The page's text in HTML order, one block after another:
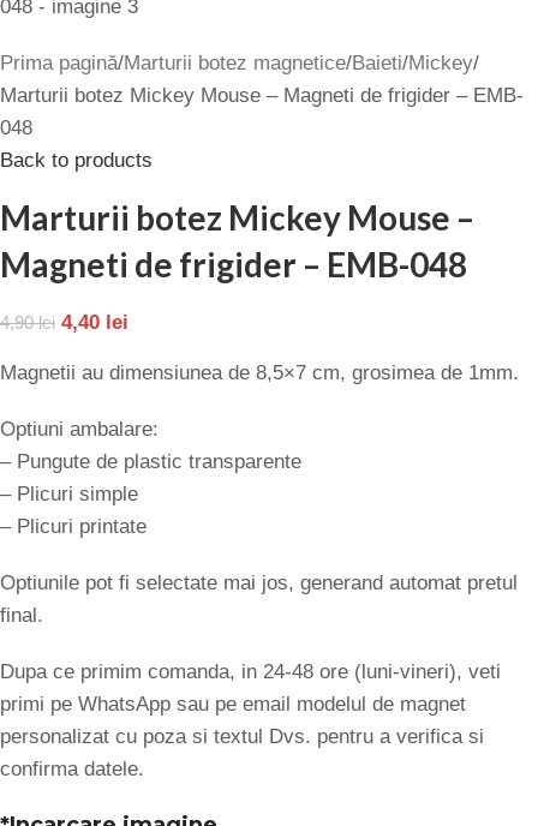
Prima pagină Marturii botez magnetice Baieti Mickey
Marturii botez Mickey Mouse – Magneti de frigider – EMB-
048
Back to products
Marturii botez Mickey Mouse –
Magneti de frigider – EMB-048
4,90lei 4,40 lei
Magnetii au dimensiunea de 8,5×7 cm, grosimea de 1mm.
Optiuni ambalare:
– Pungute de plastic transparente
– Plicuri simple
– Plicuri printate
Optiunile pot fi selectate mai jos, generand automat pretul
final.
Dupa ce primim comanda, in 24-48 ore (luni-vineri), veti
primi pe WhatsApp sau pe email modelul de magnet
personalizat cu poza si textul Dvs. pentru a verifica si
confirma datele.